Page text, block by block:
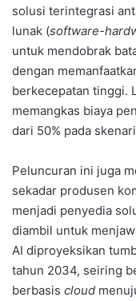
solusi terintegrasi
lunak (software-
untuk mendobrak
dengan
berkecepatan tinggi.
memangkas biaya
dari 50% pada
Peluncuran ini juga
sekadar produsen
menjadi penyedia
diambil untuk
AI diproyeksikan
tahun 2034, seiring
berbasis cloud